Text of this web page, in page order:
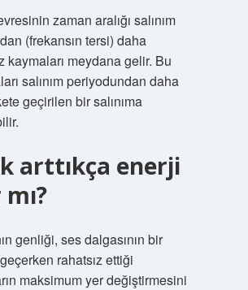
zaman aralığı salınım
(frekansın tersi) daha
kaymaları meydana gelir. Bu
salınım periyodundan daha
geçirilen bir salınıma
arttıkça enerji
genliği, ses dalgasının bir
rahatsız ettiği
maksimum yer değiştirmesini